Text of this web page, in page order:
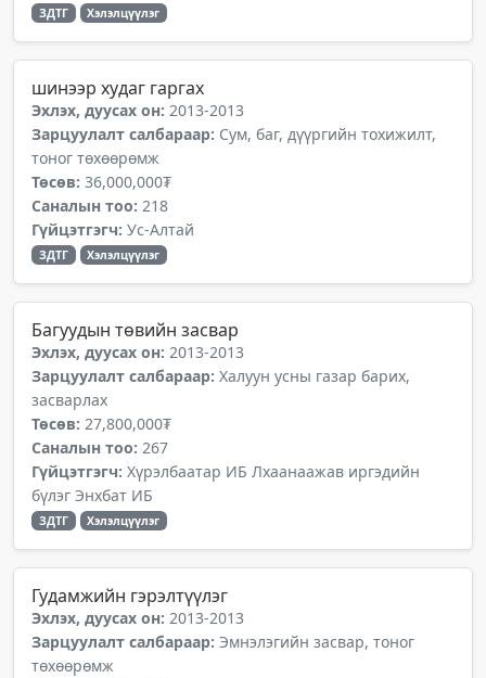
ЗДТГ Хэлэлцүүлэг
шинээр худаг гаргах
Эхлэх, дуусах он: 2013-2013
Зарцуулалт салбараар: Сум, баг, дүүргийн тохижилт,
тоног төхөөрөмж
Төсөв: 36,000,000₮
Саналын тоо: 218
Гүйцэтгэгч: Ус-Алтай
ЗДТГ Хэлэлцүүлэг
Багуудын төвийн засвар
Эхлэх, дуусах он: 2013-2013
Зарцуулалт салбараар: Халуун усны газар барих,
засварлах
Төсөв: 27,800,000₮
Саналын тоо: 267
Гүйцэтгэгч: Хүрэлбаатар ИБ Лхаанаажав иргэдийн
бүлэг Энхбат ИБ
ЗДТГ Хэлэлцүүлэг
Гудамжийн гэрэлтүүлэг
Эхлэх, дуусах он: 2013-2013
Зарцуулалт салбараар: Эмнэлэгийн засвар, тоног
төхөөрөмж